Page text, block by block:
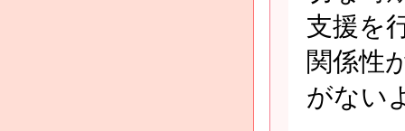
支援を
関係性
がない